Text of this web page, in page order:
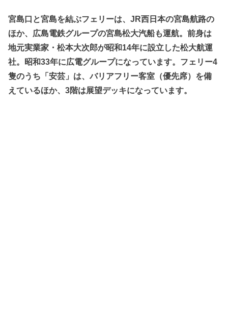
宮島口と宮島を結ぶフェリーは、JR西日本の宮島航路の
ほか、広島電鉄グループの宮島松大汽船も運航。前身は
地元実業家・松本大次郎が昭和14年に設立した松大航運
社。昭和33年に広電グループになっています。フェリー4
隻のうち「安芸」は、バリアフリー客室（優先席）を備
えているほか、3階は展望デッキになっています。